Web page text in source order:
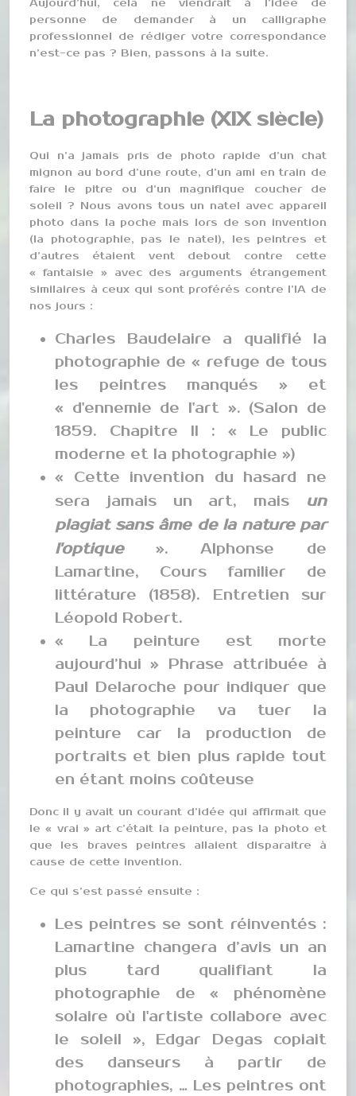
Aujourd’hui, cela ne viendrait à l’idée de
personne de demander à un calligraphe
professionnel de rédiger votre correspondance
n’est-ce pas ? Bien, passons à la suite.
La photographie (XIX siècle)
Qui n’a jamais pris de photo rapide d’un chat
mignon au bord d’une route, d’un ami en train de
faire le pitre ou d’un magnifique coucher de
soleil ? Nous avons tous un natel avec appareil
photo dans la poche mais lors de son invention
(la photographie, pas le natel), les peintres et
d’autres étaient vent debout contre cette
« fantaisie » avec des arguments étrangement
similaires à ceux qui sont proférés contre l’IA de
nos jours :
Charles Baudelaire a qualifié la
photographie de « refuge de tous
les peintres manqués » et
« d'ennemie de l'art ». (Salon de
1859. Chapitre II : « Le public
moderne et la photographie »)
« Cette invention du hasard ne
sera jamais un art, mais un
plagiat sans âme de la nature par
l'optique». Alphonse de
Lamartine, Cours familier de
littérature (1858). Entretien sur
Léopold Robert.
« La peinture est morte
aujourd’hui » Phrase attribuée à
Paul Delaroche pour indiquer que
la photographie va tuer la
peinture car la production de
portraits et bien plus rapide tout
en étant moins coûteuse
Donc il y avait un courant d’idée qui affirmait que
le « vrai » art c’était la peinture, pas la photo et
que les braves peintres allaient disparaitre à
cause de cette invention.
Ce qui s’est passé ensuite :
Les peintres se sont réinventés :
Lamartine changera d’avis un an
plus tard qualifiant la
photographie de « phénomène
solaire où l'artiste collabore avec
le soleil », Edgar Degas copiait
des danseurs à partir de
photographies, … Les peintres ont